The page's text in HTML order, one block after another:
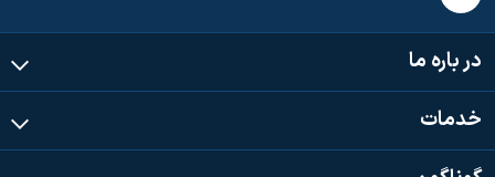
در باره ما
خدمات